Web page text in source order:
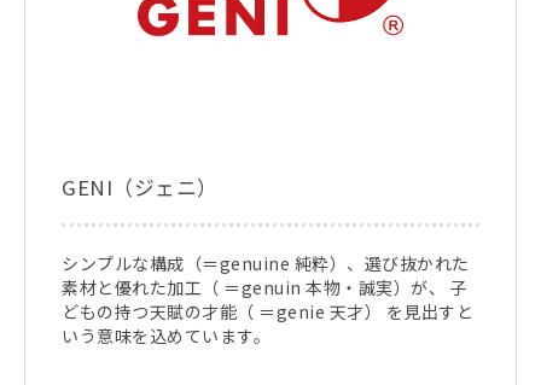
GENI（ジェニ）
シンプルな構成（＝genuine 純粋）、選び抜かれた
素材と優れた加工（ ＝genuin 本物・誠実）が、 子
どもの持つ天賦の才能（ ＝genie 天才） を見出すと
いう意味を込めています。